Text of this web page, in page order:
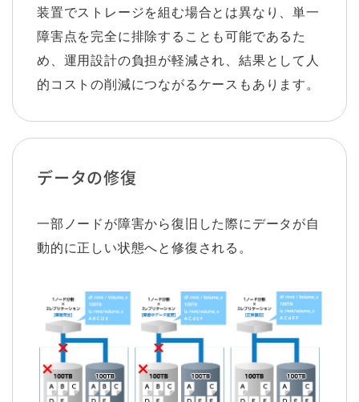
装置でストレージを組む場合とは異なり、単一
障害点を完全に排除することも可能であるた
め、運用設計の負担が軽減され、結果として人
的コストの削減につながるケースもあります。
データの修復
一部ノードが障害から復旧した際にデータが自
動的に正しい状態へと修復される。